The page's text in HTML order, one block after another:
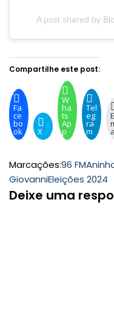
A post shared by
Compartilhe este post:
Fa
ce
bo
ok X
W
ha
ts
Ap
p
Tel
eg
ra
m
Marcações:96 FM
GiovanniEleições 2024
Deixe uma